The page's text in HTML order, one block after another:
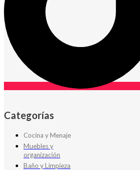
Categorías
Cocina y Menaje
Muebles y
organización
Baño y Limpieza